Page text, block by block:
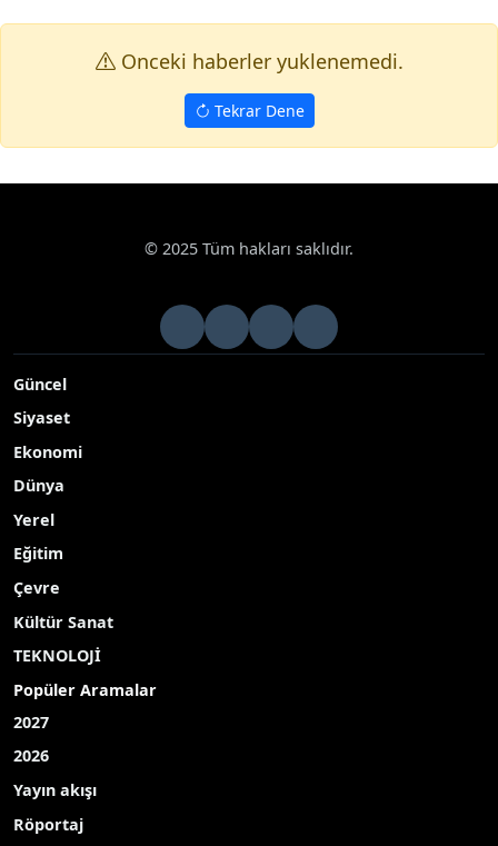
Onceki haberler yuklenemedi.
Tekrar Dene
© 2025 Tüm hakları saklıdır.
Güncel
Siyaset
Ekonomi
Dünya
Yerel
Eğitim
Çevre
Kültür Sanat
TEKNOLOJİ
Popüler Aramalar
2027
2026
Yayın akışı
Röportaj